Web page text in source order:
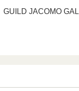
GUILD JACOMO